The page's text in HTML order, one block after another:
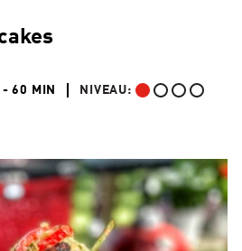
60 MIN 30 TO 60 MIN"
NIVEAU:
DÉBUTANT